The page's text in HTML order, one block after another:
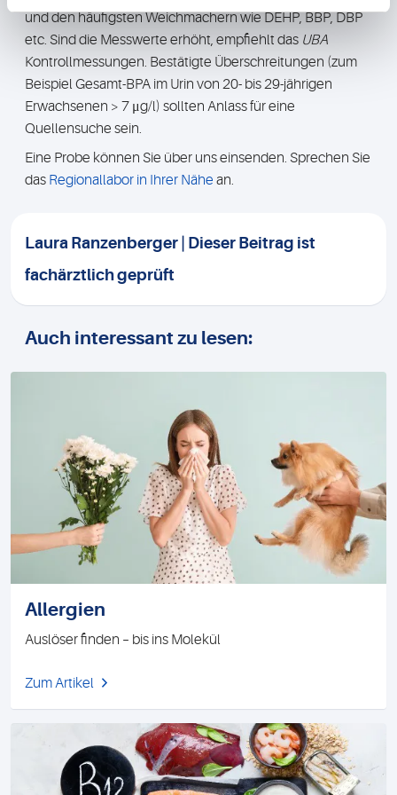
und den häufigsten Weichmachern wie DEHP, BBP, DBP
etc. Sind die Messwerte erhöht, empfiehlt das UBA
Kontrollmessungen. Bestätigte Überschreitungen (zum
Beispiel Gesamt-BPA im Urin von 20- bis 29-jährigen
Erwachsenen > 7 μg/l) sollten Anlass für eine
Quellensuche sein.
Eine Probe können Sie über uns einsenden. Sprechen Sie
das Regionallabor in Ihrer Nähe an.
Laura Ranzenberger | Dieser Beitrag ist
fachärztlich geprüft
Auch interessant zu lesen:
Allergien
Auslöser finden – bis ins Molekül
Zum Artikel